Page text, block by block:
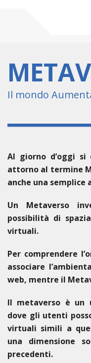
Il mondo
Al giorno d’oggi
attorno al termine
anche una semplice
Un Metaverso
possibilità di
virtuali.
Per comprendere
associare
web, mentre il
Il metaverso è un
dove gli utenti
virtuali simili a
una dimensione
precedenti.